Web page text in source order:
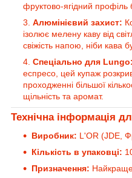
фруктово-ягідний профіль
Алюмінієвий захист:
ізолює мелену каву від
свіжість напою, ніби кава
Спеціально для Lungo:
еспресо, цей купаж
проходженні більшої
щільність та аромат.
Технічна інформація
Виробник: L'OR (JDE,
Кількість в упаковці:
Призначення: